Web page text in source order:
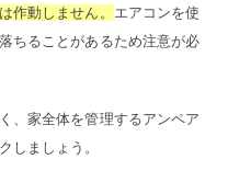
作動しません。 エアコンを使
ちることがあるため注意が必
、家全体を管理するアンペア
しましょう。